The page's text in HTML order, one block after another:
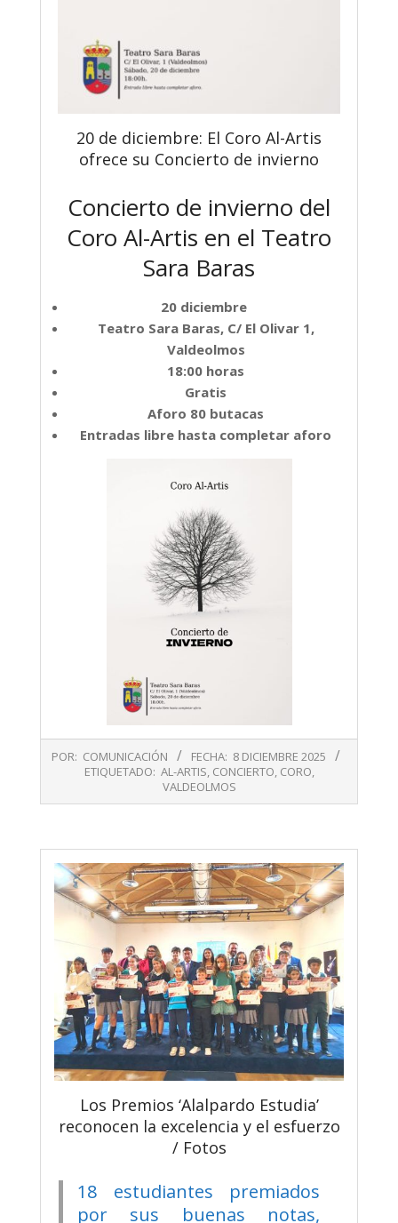
20 de diciembre: El Coro Al-Artis
ofrece su Concierto de invierno
Concierto de invierno del
Coro Al-Artis en el Teatro
Sara Baras
20 diciembre
Teatro Sara Baras, C/ El Olivar 1,
Valdeolmos
18:00 horas
Gratis
Aforo 80 butacas
Entradas libre hasta completar aforo
12-
POR: COMUNICACIÓN FECHA: 8 DICIEMBRE 2025
ETIQUETADO: AL-ARTIS, CONCIERTO, CORO,
VALDEOLMOS
Los Premios ‘Alalpardo Estudia’
reconocen la excelencia y el esfuerzo
/ Fotos
18 estudiantes premiados
por sus buenas notas,